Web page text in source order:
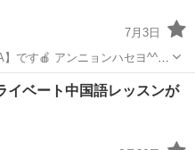
7月3日
ンハセヨ^^
Aging Web Academyです
の雰囲気 ...
ベート中国語レッスンが